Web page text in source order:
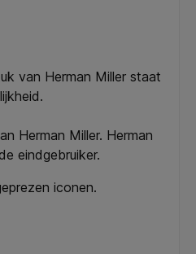
van Herman Miller staat
Herman Miller. Herman
eindgebruiker.
iconen.